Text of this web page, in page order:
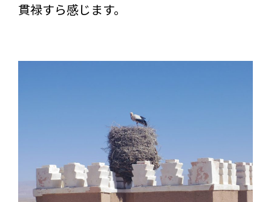
貫禄すら感じます。